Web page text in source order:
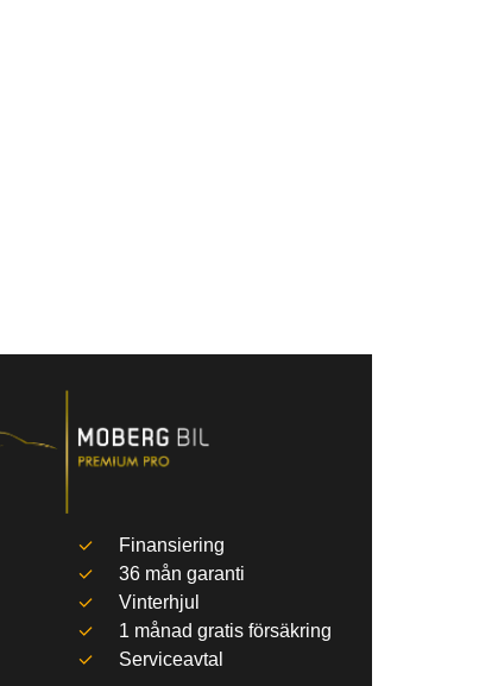
Finansiering
36 mån garanti
Vinterhjul
1 månad gratis försäkring
Serviceavtal